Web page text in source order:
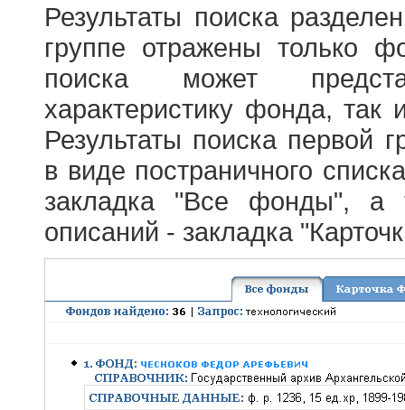
Результаты поиска
группе отражены только
поиска может
характеристику фонда,
Результаты поиска первой
в виде постраничного
закладка "Все фонды", а
описаний - закладка